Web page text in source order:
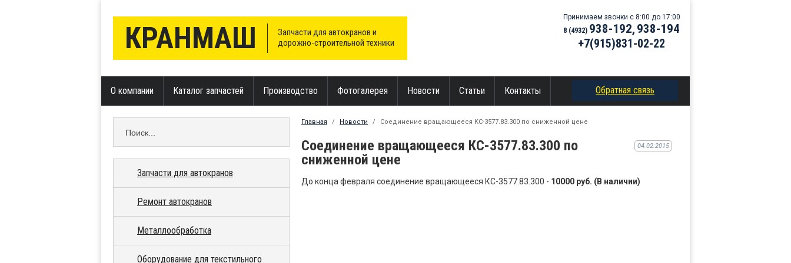
КРАНМАШ
Запчасти для автокранов и
дорожно-строительной техники
Принимаем звонки с 8:00 до 17:00
8 (4932) 938-192, 938-194
+7(915)831-02-22
О компании Каталог запчастей Производство Фотогалерея Новости Статьи Контакты Обратная связь
Запчасти для автокранов
Ремонт автокранов
Металлообработка
Оборудование для текстильного
Главная / Новости / Соединение вращающееся КС-3577.83.300 по сниженной цене
04.02.2015
Соединение вращающееся КС-3577.83.300 по
сниженной цене
До конца февраля соединение вращающееся КС-3577.83.300 - 10000 руб. (В наличии)